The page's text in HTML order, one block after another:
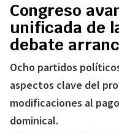
Congreso
unificada de
debate
Ocho partidos
aspectos clave del
modificaciones al
dominical.